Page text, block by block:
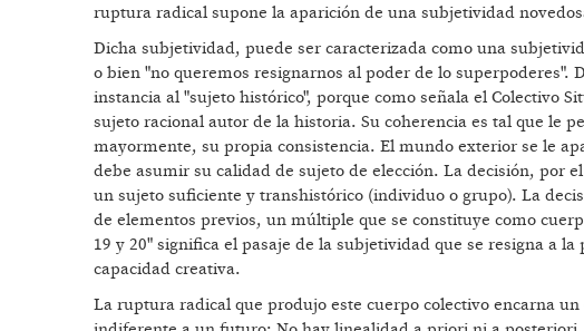
ruptura radical supone la aparición de una subjetividad
Dicha subjetividad, puede ser caracterizada como una
o bien "no queremos resignarnos al poder de lo
instancia al "sujeto histórico", porque como señala el Colectivo
sujeto racional autor de la historia. Su coherencia es tal que le
mayormente, su propia consistencia. El mundo exterior se le
debe asumir su calidad de sujeto de elección. La decisión, por
un sujeto suficiente y transhistórico (individuo o grupo). La
de elementos previos, un múltiple que se constituye como
19 y 20" significa el pasaje de la subjetividad que se resigna a
capacidad creativa.
La ruptura radical que produjo este cuerpo colectivo encarna